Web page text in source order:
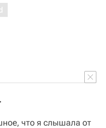
что я слышала от